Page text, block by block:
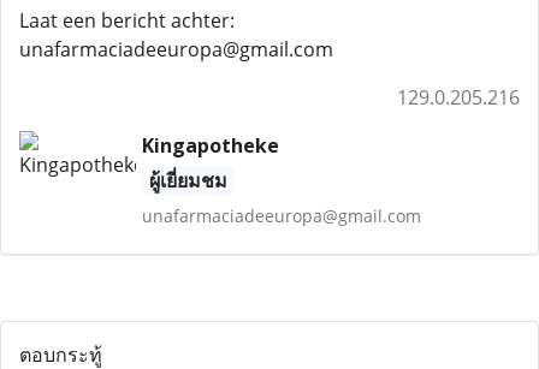
Laat een bericht achter:
unafarmaciadeeuropa@gmail.com
129.0.205.216
Kingapotheke
ผู้เยี่ยมชม
unafarmaciadeeuropa@gmail.com
ตอบกระทู้